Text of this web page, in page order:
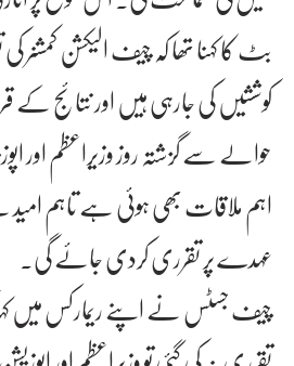
بٹ کا کہنا تھا کہ چیف الیکشن
کوششیں کی جارہی ہیں اور نتائج
حوالے سے گزشتہ روز وزیراعظم اور
عہدے پر تقرری کردی جائے گی۔